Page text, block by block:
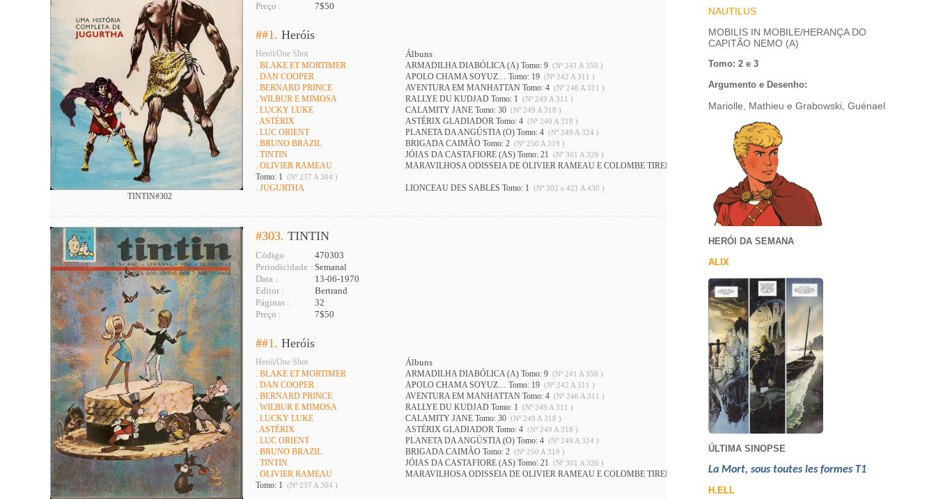
TINTIN#302
Preço :
7$50
##1. Heróis
Herói/One Shot Álbuns
. BLAKE ET MORTIMER ARMADILHA DIABÓLICA (A) Tomo: 9 (Nº 241 A 350 )
. DAN COOPER APOLO CHAMA SOYUZ… Tomo: 19 (Nº 242 A 311 )
. BERNARD PRINCE AVENTURA EM MANHATTAN Tomo: 4 (Nº 246 A 311 )
. WILBUR E MIMOSA RALLYE DU KUDJAD Tomo: 1 (Nº 249 A 311 )
. LUCKY LUKE CALAMITY JANE Tomo: 30 (Nº 249 A 318 )
. ASTÉRIX ASTÉRIX GLADIADOR Tomo: 4 (Nº 249 A 318 )
. LUC ORIENT PLANETA DA ANGÚSTIA (O) Tomo: 4 (Nº 249 A 324 )
. BRUNO BRAZIL BRIGADA CAIMÃO Tomo: 2 (Nº 250 A 319 )
. TINTIN JÓIAS DA CASTAFIORE (AS) Tomo: 21 (Nº 301 A 326 )
. OLIVIER RAMEAU
MARAVILHOSA ODISSEIA DE OLIVIER RAMEAU E COLOMBE TIREDAILE
Tomo: 1 (Nº 237 A 304 )
. JUGURTHA LIONCEAU DES SABLES Tomo: 1 (Nº 302 e 421 A 430 )
#303. TINTIN
Código
470303
Periodicidade : Semanal
Data :
13-06-1970
Editor :
Bertrand
Páginas :
32
Preço :
7$50
##1. Heróis
Herói/One Shot Álbuns
. BLAKE ET MORTIMER ARMADILHA DIABÓLICA (A) Tomo: 9 (Nº 241 A 350 )
. DAN COOPER APOLO CHAMA SOYUZ… Tomo: 19 (Nº 242 A 311 )
. BERNARD PRINCE AVENTURA EM MANHATTAN Tomo: 4 (Nº 246 A 311 )
. WILBUR E MIMOSA RALLYE DU KUDJAD Tomo: 1 (Nº 249 A 311 )
. LUCKY LUKE CALAMITY JANE Tomo: 30 (Nº 249 A 318 )
. ASTÉRIX ASTÉRIX GLADIADOR Tomo: 4 (Nº 249 A 318 )
. LUC ORIENT PLANETA DA ANGÚSTIA (O) Tomo: 4 (Nº 249 A 324 )
. BRUNO BRAZIL BRIGADA CAIMÃO Tomo: 2 (Nº 250 A 319 )
. TINTIN JÓIAS DA CASTAFIORE (AS) Tomo: 21 (Nº 301 A 326 )
. OLIVIER RAMEAU
MARAVILHOSA ODISSEIA DE OLIVIER RAMEAU E COLOMBE TIREDAILE
Tomo: 1 (Nº 237 A 304 )
NAUTILUS
MOBILIS IN MOBILE/HERANÇA DO
CAPITÃO NEMO (A)
Tomo: 2 e 3
Argumento e Desenho:
Mariolle, Mathieu e Grabowski, Guénael
HERÓI DA SEMANA
ALIX
ÚLTIMA SINOPSE
La Mort, sous toutes les formes T1
H.ELL